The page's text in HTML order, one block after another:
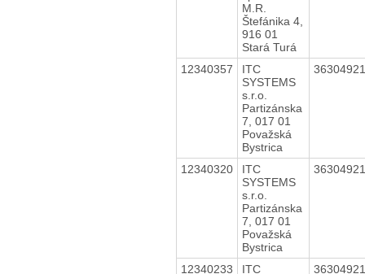
M.R.
Štefánika 4,
916 01
Stará Turá
12340357
ITC
SYSTEMS
s.r.o.
Partizánska
7, 017 01
Považská
Bystrica
12340320
ITC
SYSTEMS
s.r.o.
Partizánska
7, 017 01
Považská
Bystrica
12340233
ITC